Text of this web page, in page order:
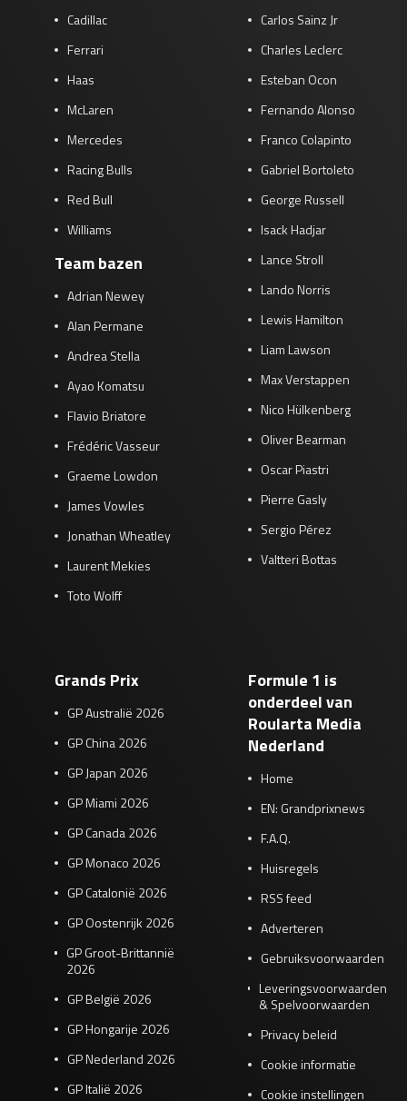
Cadillac
Ferrari
Haas
McLaren
Mercedes
Racing Bulls
Red Bull
Williams
Team bazen
Adrian Newey
Alan Permane
Andrea Stella
Ayao Komatsu
Flavio Briatore
Frédéric Vasseur
Graeme Lowdon
James Vowles
Jonathan Wheatley
Laurent Mekies
Toto Wolff
Carlos Sainz Jr
Charles Leclerc
Esteban Ocon
Fernando Alonso
Franco Colapinto
Gabriel Bortoleto
George Russell
Isack Hadjar
Lance Stroll
Lando Norris
Lewis Hamilton
Liam Lawson
Max Verstappen
Nico Hülkenberg
Oliver Bearman
Oscar Piastri
Pierre Gasly
Sergio Pérez
Valtteri Bottas
Grands Prix
GP Australië 2026
GP China 2026
GP Japan 2026
GP Miami 2026
GP Canada 2026
GP Monaco 2026
GP Catalonië 2026
GP Oostenrijk 2026
GP Groot-Brittannië
2026
GP België 2026
GP Hongarije 2026
GP Nederland 2026
GP Italië 2026
Formule 1 is
onderdeel van
Roularta Media
Nederland
Home
EN: Grandprixnews
F.A.Q.
Huisregels
RSS feed
Adverteren
Gebruiksvoorwaarden
Leveringsvoorwaarden
& Spelvoorwaarden
Privacy beleid
Cookie informatie
Cookie instellingen